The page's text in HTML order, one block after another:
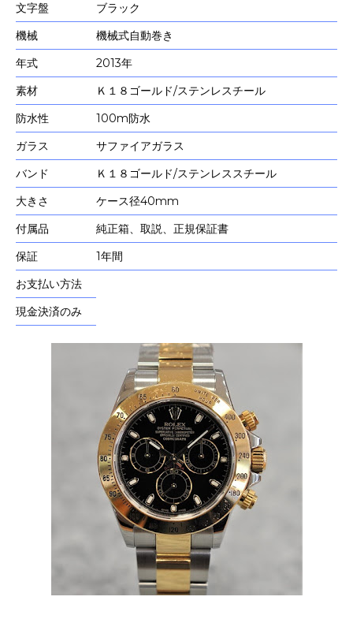
文字盤
ブラック
機械
機械式自動巻き
年式
2013年
素材
Ｋ１８ゴールド/ステンレスチール
防水性
100m防水
ガラス
サファイアガラス
バンド
Ｋ１８ゴールド/ステンレススチール
大きさ
ケース径40mm
付属品
純正箱、取説、正規保証書
保証
1年間
お支払い方法
現金決済のみ